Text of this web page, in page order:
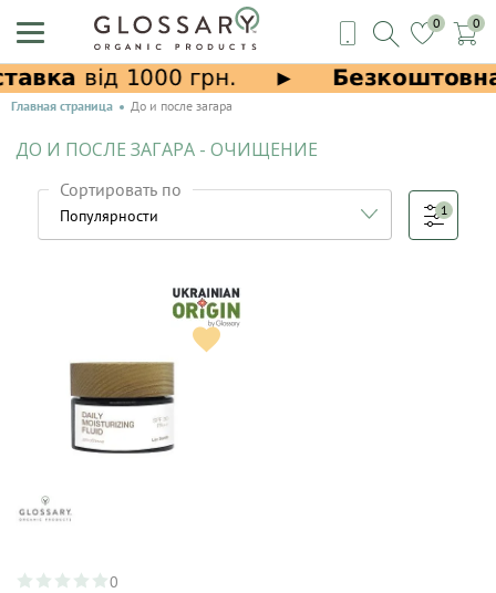
0 0
Главная страница До и после загара
ДО И ПОСЛЕ ЗАГАРА - ОЧИЩЕНИЕ
Сортировать по
1
0